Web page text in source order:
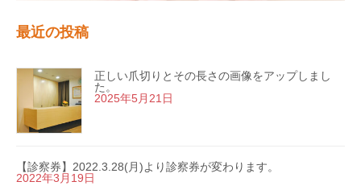
最近の投稿
正しい爪切りとその長さの画像をアップしまし
た。
2025年5月21日
【診察券】2022.3.28(月)より診察券が変わります。
2022年3月19日